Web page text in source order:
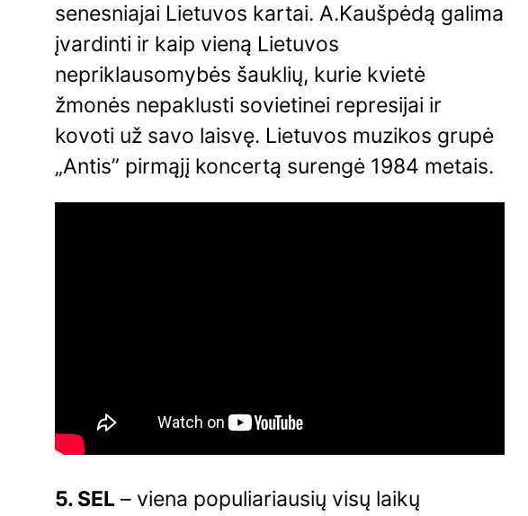
senesniajai Lietuvos kartai. A.Kaušpėdą galima
įvardinti ir kaip vieną Lietuvos
nepriklausomybės šauklių, kurie kvietė
žmonės nepaklusti sovietinei represijai ir
kovoti už savo laisvę. Lietuvos muzikos grupė
„Antis” pirmąjį koncertą surengė 1984 metais.
5. SEL – viena populiariausių visų laikų